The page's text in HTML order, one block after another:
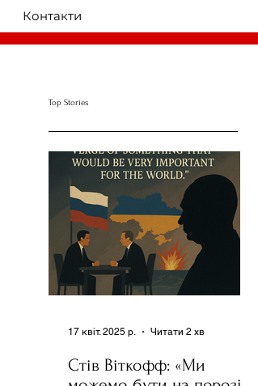
Контакти
Top Stories
Стів Віткофф: «Ми
17 квіт. 2025 р. Читати 2 хв